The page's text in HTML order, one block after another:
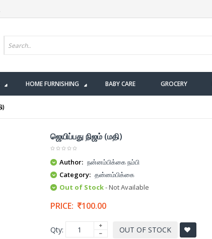
HOME FURNISHING BABY CARE GROCERY
ஜெயிப்பது நிஜம் (மதி)
Author: நன்னம்பிக்கை நம்பி
Category: தன்னம்பிக்கை
Out of Stock- Not Available
PRICE: 100.00
Qty: OUT OF STOCK